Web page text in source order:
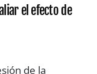
el efecto de